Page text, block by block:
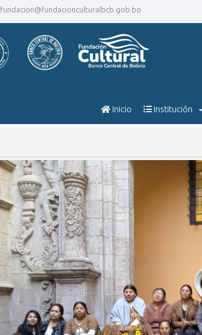
fundacion@fundacionculturalbcb.gob.bo
Inicio Institución